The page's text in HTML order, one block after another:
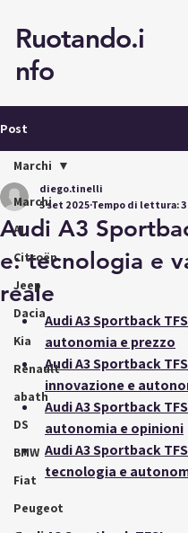
Ruotando.i
nfo
Post
Marchi
AI
Citroën
Jeep
Dacia
Kia
Renault
abath
DS
BMW
Fiat
Peugeot
Marchi
Audi A3
e: tecnologia e
reale
diego.tinelli
5 set 2025Tempo di lettura: 3
Audi A3 Sportback
autonomia e prezzo
Audi A3 Sportback
innovazione e
Audi A3 Sportback
autonomia e opinioni
Audi A3 Sportback
tecnologia e